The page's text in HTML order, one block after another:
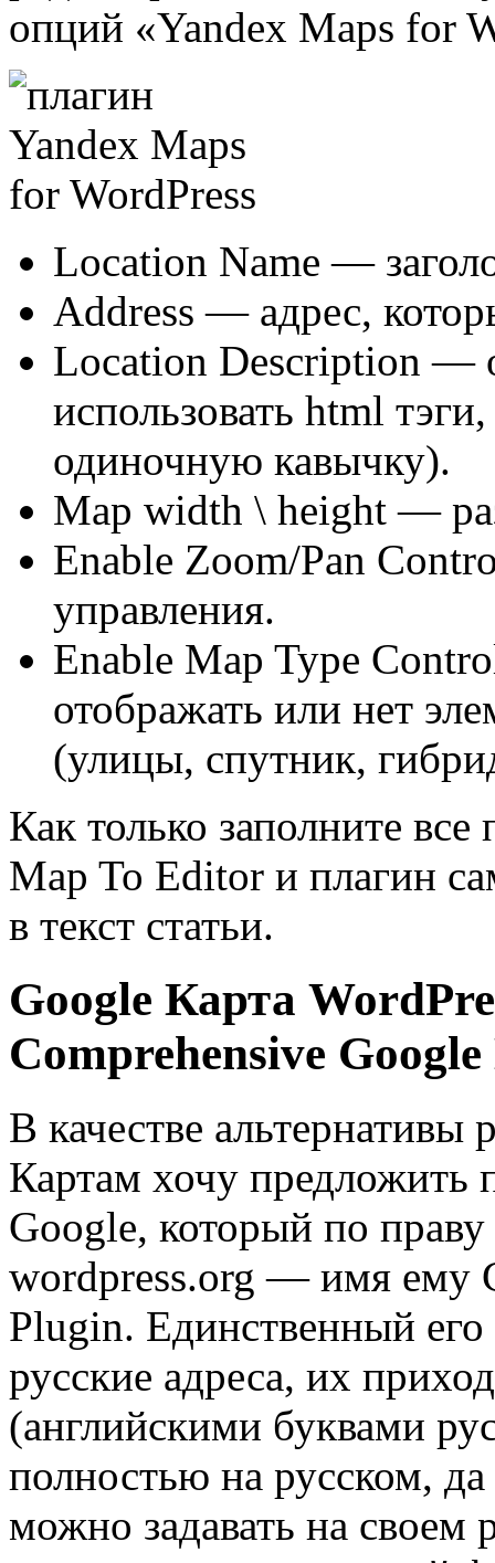
опций «Yandex Maps for
Location Name —
Address — адрес,
Location Description —
использовать html
одиночную кавычку).
Map width \ height —
Enable Zoom/Pan
управления.
Enable Map Type
отображать или нет
(улицы, спутник,
Как только заполните
Map To Editor и плагин
в текст статьи.
Google Карта
Comprehensive
В качестве
Картам хочу предложить
Google, который по праву
wordpress.org — имя ему
Plugin. Единственный
русские адреса, их
(английскими буквами
полностью на русском,
можно задавать на своем